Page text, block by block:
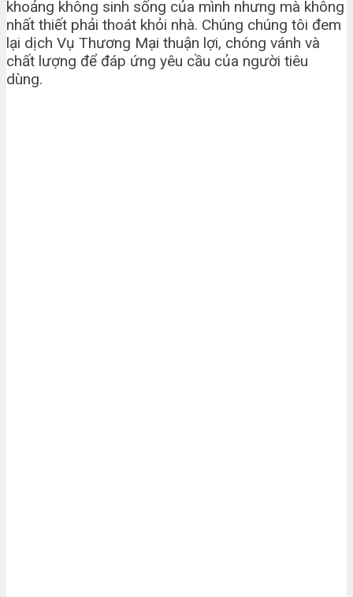
khoảng không sinh sống của mình nhưng mà không
nhất thiết phải thoát khỏi nhà. Chúng chúng tôi đem
lại dịch Vụ Thương Mại thuận lợi, chóng vánh và
chất lượng để đáp ứng yêu cầu của người tiêu
dùng.